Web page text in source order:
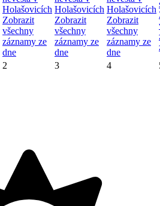
Holašovicích
Zobrazit
všechny
záznamy ze
dne
Holašovicích
Zobrazit
všechny
záznamy ze
dne
Holašovicích
Zobrazit
všechny
záznamy ze
dne
2 3 4